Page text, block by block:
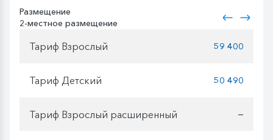
Размещение
2-местное размещение
Тариф Взрослый 59 400
Тариф Детский 50 490
Тариф Взрослый расширенный —